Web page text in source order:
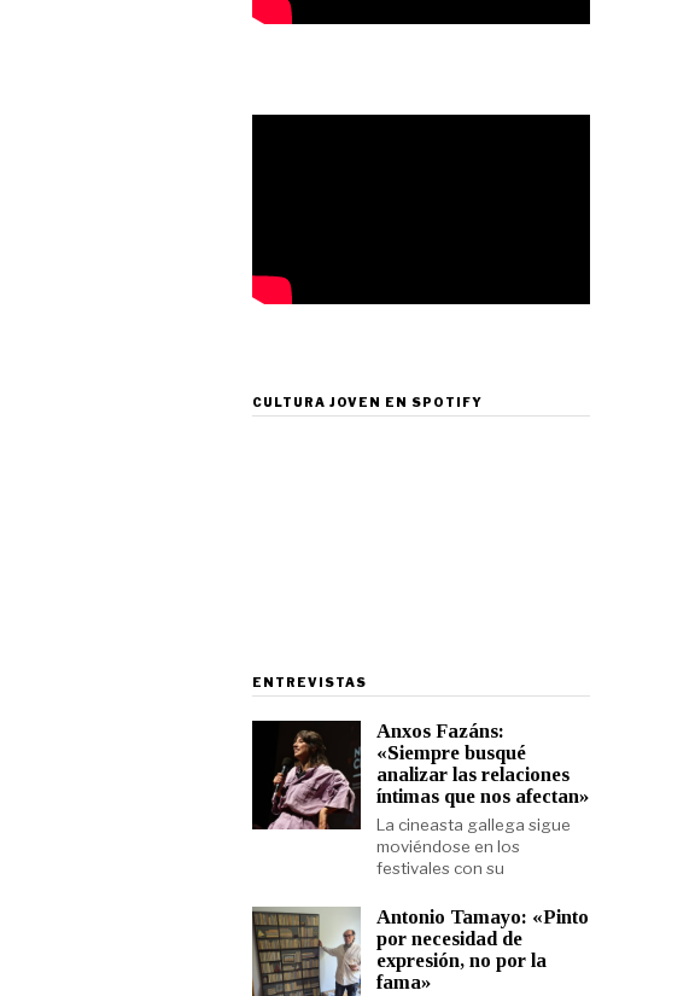
CULTURA JOVEN EN SPOTIFY
ENTREVISTAS
Anxos Fazáns:
«Siempre busqué
analizar las relaciones
íntimas que nos afectan»
La cineasta gallega sigue
moviéndose en los
festivales con su
Antonio Tamayo: «Pinto
por necesidad de
expresión, no por la
fama»